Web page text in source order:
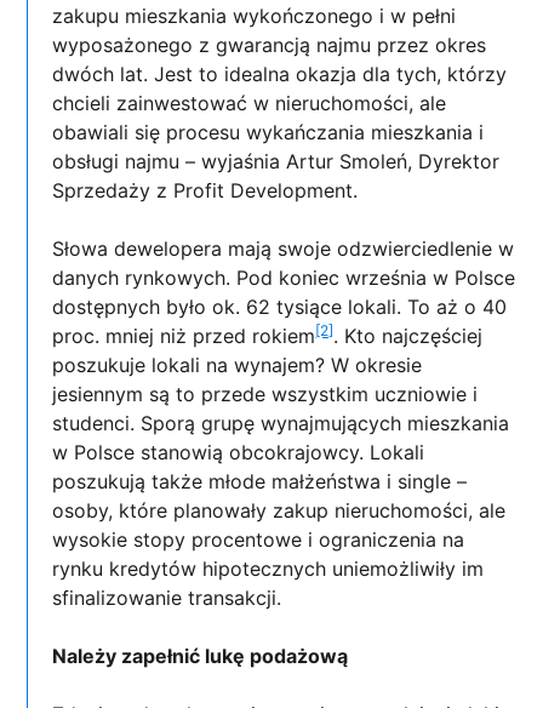
zakupu mieszkania wykończonego i w pełni
wyposażonego z gwarancją najmu przez okres
dwóch lat. Jest to idealna okazja dla tych, którzy
chcieli zainwestować w nieruchomości, ale
obawiali się procesu wykańczania mieszkania i
obsługi najmu – wyjaśnia Artur Smoleń, Dyrektor
Sprzedaży z Profit Development.
Słowa dewelopera mają swoje odzwierciedlenie w
danych rynkowych. Pod koniec września w Polsce
dostępnych było ok. 62 tysiące lokali. To aż o 40
proc. mniej niż przed rokiem[2]. Kto najczęściej
poszukuje lokali na wynajem? W okresie
jesiennym są to przede wszystkim uczniowie i
studenci. Sporą grupę wynajmujących mieszkania
w Polsce stanowią obcokrajowcy. Lokali
poszukują także młode małżeństwa i single –
osoby, które planowały zakup nieruchomości, ale
wysokie stopy procentowe i ograniczenia na
rynku kredytów hipotecznych uniemożliwiły im
sfinalizowanie transakcji.
Należy zapełnić lukę podażową